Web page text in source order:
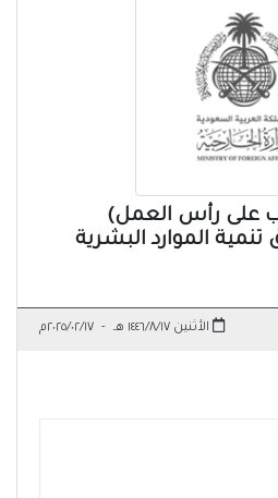
على رأس العمل)
الموارد البشرية
الأثنين ١٤٤٦/٨/١٧ هـ - ٢٠٢٥/٠٢/١٧م